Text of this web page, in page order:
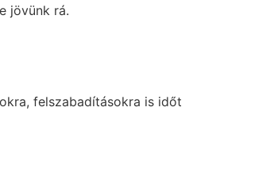
jövünk rá.
felszabadításokra is időt